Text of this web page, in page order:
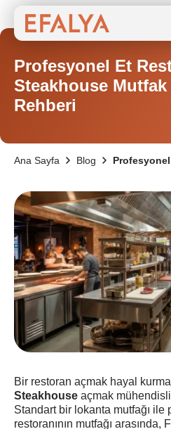
Profesyonel Et
Steakhouse
Rehberi
Ana Sayfa Blog
Bir restoran açmak hayal
Steakhouse açmak
Standart bir lokanta mutfağı ile
restoranının mutfağı